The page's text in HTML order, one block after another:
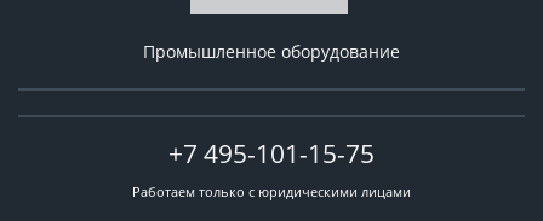
Промышленное оборудование
+7 495-101-15-75
Работаем только с юридическими лицами